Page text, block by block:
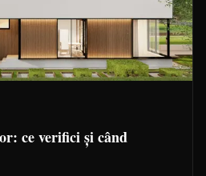
ce verifici și când